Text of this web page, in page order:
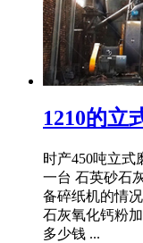
1210的立
时产450吨立式
一台 石英砂石
备碎纸机的情
石灰氧化钙粉
多少钱 ...